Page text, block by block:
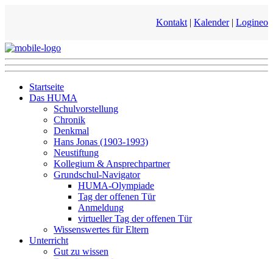
Kontakt | Kalender| Logineo
Startseite
Das HUMA
Schulvorstellung
Chronik
Denkmal
Hans Jonas (1903-1993)
Neustiftung
Kollegium & Ansprechpartner
Grundschul-Navigator
HUMA-Olympiade
Tag der offenen Tür
Anmeldung
virtueller Tag der offenen Tür
Wissenswertes für Eltern
Unterricht
Gut zu wissen